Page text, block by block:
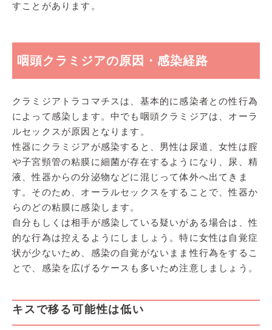
すことがあります。
咽頭クラミジアの原因・感染経路
クラミジアトラコマチスは、基本的に感染者との性行為
によって感染します。中でも咽頭クラミジアは、オーラ
ルセックスが原因となります。
性器にクラミジアが感染すると、男性は尿道、女性は腟
や子宮頸管の粘膜に細菌が存在するようになり、尿、精
液、性器からの分泌物などに混じって体外へ出てきま
す。そのため、オーラルセックスをすることで、性器か
らのどの粘膜に感染します。
自分もしくは相手が感染している疑いがある場合は、性
的な行為は控えるようにしましょう。特に女性は自覚症
状が少ないため、感染の自覚がないまま性行為をするこ
とで、感染を広げるケースも多いため注意しましょう。
キスで移る可能性は低い